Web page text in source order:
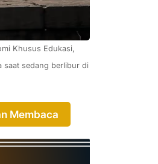
Khusus Edukasi,
saat sedang berlibur di
Membaca